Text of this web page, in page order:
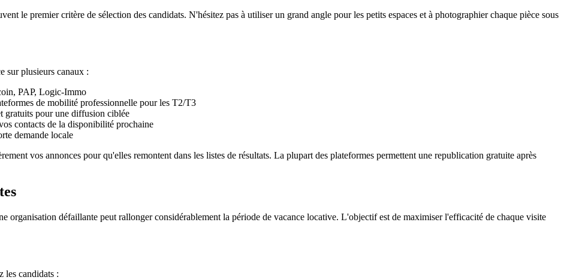
le premier critère de sélection des candidats. N'hésitez pas à utiliser un grand angle pour les petits espaces et à photographier chaque pièce sous
sur plusieurs canaux :
PAP, Logic-Immo
de mobilité professionnelle pour les T2/T3
gratuits pour une diffusion ciblée
contacts de la disponibilité prochaine
demande locale
vos annonces pour qu'elles remontent dans les listes de résultats. La plupart des plateformes permettent une republication gratuite après
organisation défaillante peut rallonger considérablement la période de vacance locative. L'objectif est de maximiser l'efficacité de chaque visite
les candidats :